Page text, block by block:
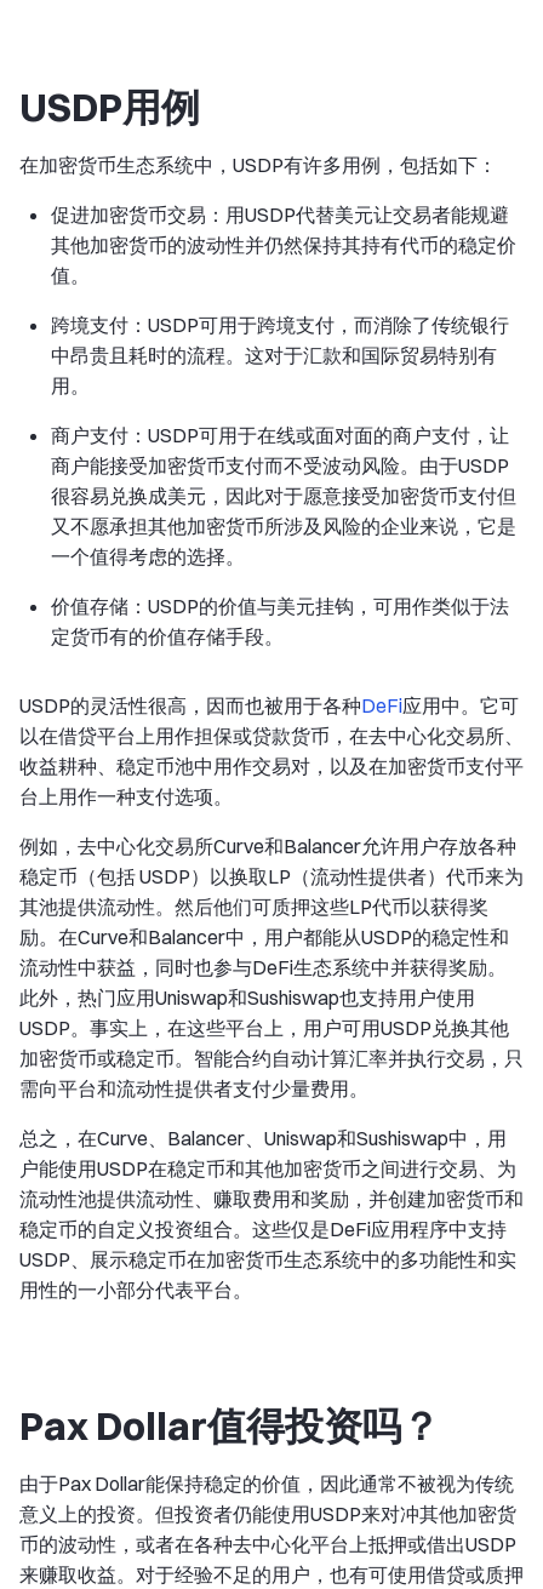
USDP用例
在加密货币生态系统中，USDP有许多用例，包括如下：
促进加密货币交易：用USDP代替美元让交易者能规避
其他加密货币的波动性并仍然保持其持有代币的稳定价
值。
跨境支付：USDP可用于跨境支付，而消除了传统银行
中昂贵且耗时的流程。这对于汇款和国际贸易特别有
用。
商户支付：USDP可用于在线或面对面的商户支付，让
商户能接受加密货币支付而不受波动风险。由于USDP
很容易兑换成美元，因此对于愿意接受加密货币支付但
又不愿承担其他加密货币所涉及风险的企业来说，它是
一个值得考虑的选择。
价值存储：USDP的价值与美元挂钩，可用作类似于法
定货币有的价值存储手段。
USDP的灵活性很高，因而也被用于各种DeFi应用中。它可
以在借贷平台上用作担保或贷款货币，在去中心化交易所、
收益耕种、稳定币池中用作交易对，以及在加密货币支付平
台上用作一种支付选项。
例如，去中心化交易所Curve和Balancer允许用户存放各种
稳定币（包括 USDP）以换取LP（流动性提供者）代币来为
其池提供流动性。然后他们可质押这些LP代币以获得奖
励。在Curve和Balancer中，用户都能从USDP的稳定性和
流动性中获益，同时也参与DeFi生态系统中并获得奖励。
此外，热门应用Uniswap和Sushiswap也支持用户使用
USDP。事实上，在这些平台上，用户可用USDP兑换其他
加密货币或稳定币。智能合约自动计算汇率并执行交易，只
需向平台和流动性提供者支付少量费用。
总之，在Curve、Balancer、Uniswap和Sushiswap中，用
户能使用USDP在稳定币和其他加密货币之间进行交易、为
流动性池提供流动性、赚取费用和奖励，并创建加密货币和
稳定币的自定义投资组合。这些仅是DeFi应用程序中支持
USDP、展示稳定币在加密货币生态系统中的多功能性和实
用性的一小部分代表平台。
Pax Dollar值得投资吗？
由于Pax Dollar能保持稳定的价值，因此通常不被视为传统
意义上的投资。但投资者仍能使用USDP来对冲其他加密货
币的波动性，或者在各种去中心化平台上抵押或借出USDP
来赚取收益。对于经验不足的用户，也有可使用借贷或质押